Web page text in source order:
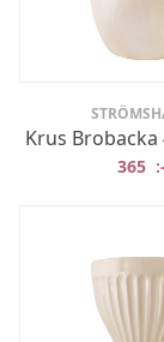
Krus Brobacka
365 :-